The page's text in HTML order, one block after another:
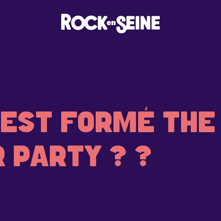
FORMÉ THE
PARTY ? ?